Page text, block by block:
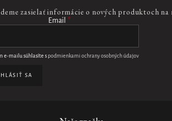
môže byť
zasielať informácie o nových produktoch na
Email
e-mailu súhlasíte s podmienkami ochrany osobných údajov
SA